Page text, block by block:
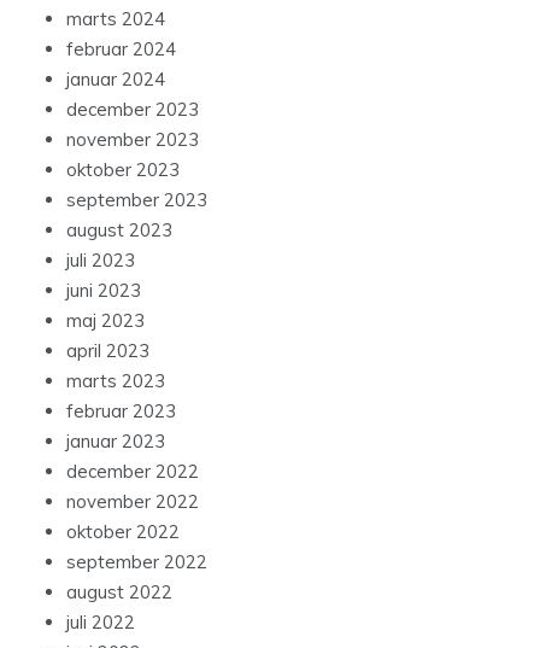
marts 2024
februar 2024
januar 2024
december 2023
november 2023
oktober 2023
september 2023
august 2023
juli 2023
juni 2023
maj 2023
april 2023
marts 2023
februar 2023
januar 2023
december 2022
november 2022
oktober 2022
september 2022
august 2022
juli 2022